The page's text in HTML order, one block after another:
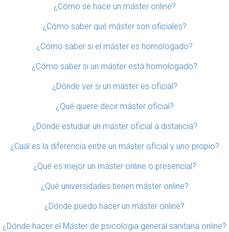
¿Cómo se hace un máster online?
¿Cómo saber qué máster son oficiales?
¿Cómo saber si el máster es homologado?
¿Cómo saber si un máster está homologado?
¿Dónde ver si un máster es oficial?
¿Qué quiere decir máster oficial?
¿Dónde estudiar un máster oficial a distancia?
¿Cuál es la diferencia entre un máster oficial y uno propio?
¿Qué es mejor un máster online o presencial?
¿Qué universidades tienen máster online?
¿Dónde puedo hacer un máster online?
¿Dónde hacer el Máster de psicologia general sanitaria online?